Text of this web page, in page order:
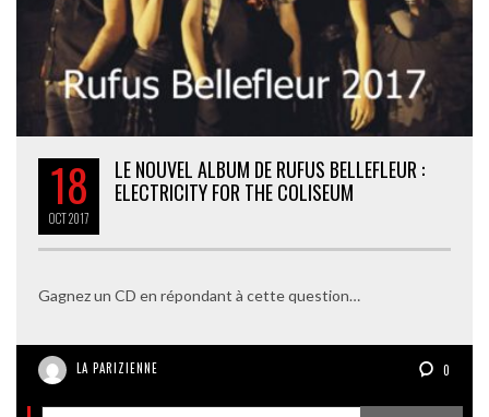
18
OCT2017
LE NOUVEL ALBUM DE RUFUS BELLEFLEUR :
ELECTRICITY FOR THE COLISEUM
Gagnez un CD en répondant à cette question…
LA PARIZIENNE 0